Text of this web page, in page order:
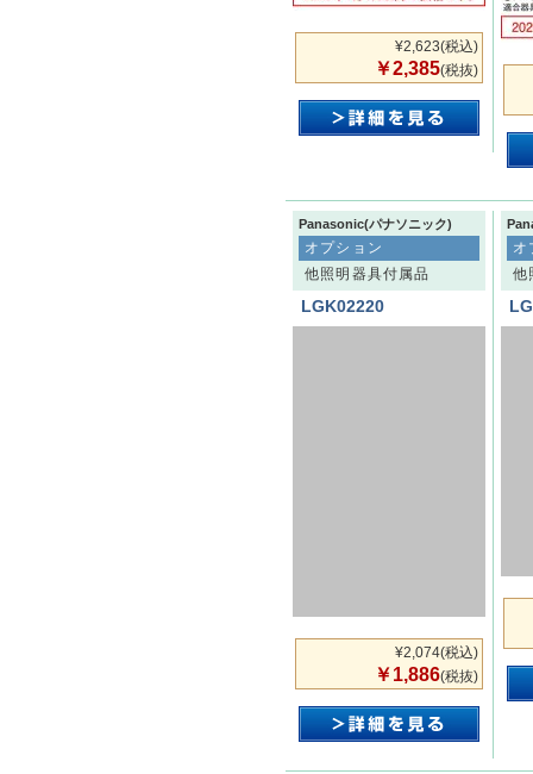
¥2,623(税込)
￥2,385(税抜)
Panasonic(パナソニック)
オプション
他照明器具付属品
LGK02220
¥2,074(税込)
￥1,886(税抜)
オ
他